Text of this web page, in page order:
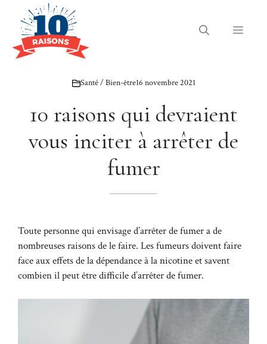
contenu
Menu
Santé / Bien-être16 novembre 2021
10 raisons qui devraient
vous inciter à arrêter de
fumer
Toute personne qui envisage d’arrêter de fumer a de
nombreuses raisons de le faire. Les fumeurs doivent faire
face aux effets de la dépendance à la nicotine et savent
combien il peut être difficile d’arrêter de fumer.